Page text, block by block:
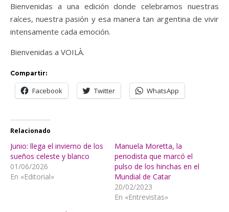
Bienvenidas a una edición donde celebramos nuestras
raíces, nuestra pasión y esa manera tan argentina de vivir
intensamente cada emoción.
Bienvenidas a VOILÀ.
Compartir:
Facebook Twitter WhatsApp
Relacionado
Junio: llega el invierno de los
sueños celeste y blanco
01/06/2026
En «Editorial»
Manuela Moretta, la
periodista que marcó el
pulso de los hinchas en el
Mundial de Catar
20/02/2023
En «Entrevistas»